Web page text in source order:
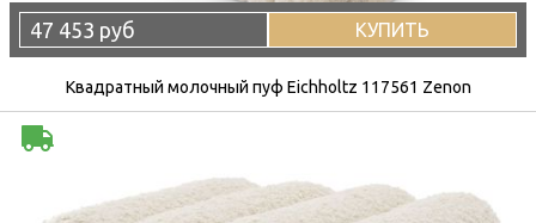
47 453 руб КУПИТЬ
Квадратный молочный пуф Eichholtz 117561 Zenon